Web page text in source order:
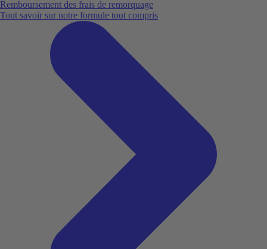
Remboursement des frais de remorquage
Tout savoir sur notre formule tout compris